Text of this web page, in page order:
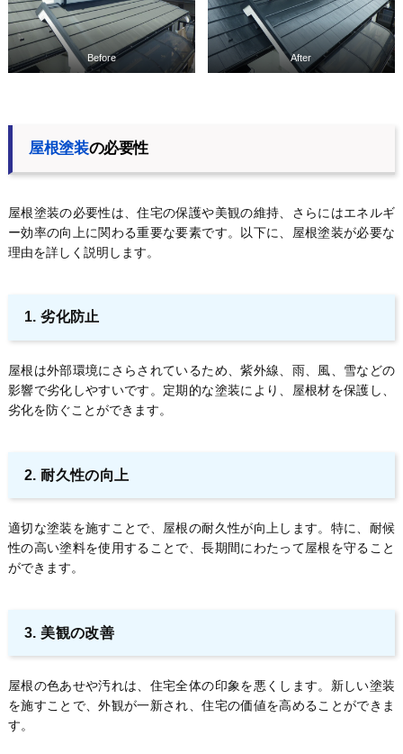
Before After
屋根塗装の必要性
屋根塗装の必要性は、住宅の保護や美観の維持、さらにはエネルギ
ー効率の向上に関わる重要な要素です。以下に、屋根塗装が必要な
理由を詳しく説明します。
1. 劣化防止
屋根は外部環境にさらされているため、紫外線、雨、風、雪などの
影響で劣化しやすいです。定期的な塗装により、屋根材を保護し、
劣化を防ぐことができます。
2. 耐久性の向上
適切な塗装を施すことで、屋根の耐久性が向上します。特に、耐候
性の高い塗料を使用することで、長期間にわたって屋根を守ること
ができます。
3. 美観の改善
屋根の色あせや汚れは、住宅全体の印象を悪くします。新しい塗装
を施すことで、外観が一新され、住宅の価値を高めることができま
す。